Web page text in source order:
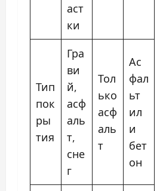
аст
ки
Тип
пок
ры
тия
Гра
ви
й,
асф
аль
т,
сне
г
Тол
ько
асф
аль
т
Ас
фал
ьт
ил
и
бет
он